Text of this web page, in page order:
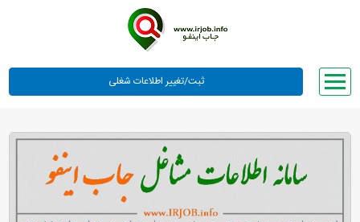
وبلاگ
معرفی ما